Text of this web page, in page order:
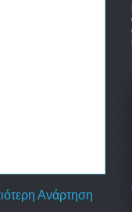
Ανάρτηση